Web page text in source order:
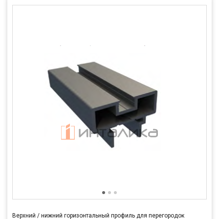
Верхний / нижний горизонтальный профиль для перегородок